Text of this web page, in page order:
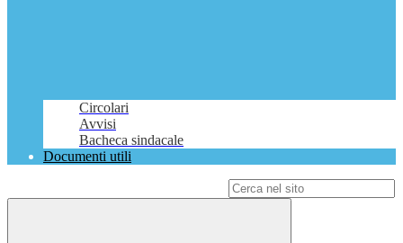
Circolari
Avvisi
Bacheca sindacale
Documenti utili